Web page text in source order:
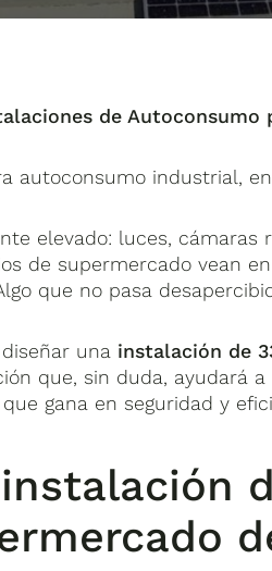
de Autoconsumo
autoconsumo industrial,
elevado: luces, cámaras
de supermercado vean
que no pasa
una instalación de
que, sin duda, ayudará
gana en seguridad y